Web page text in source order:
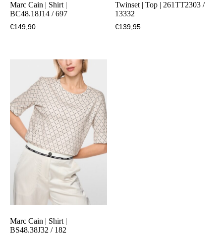
Marc Cain | Shirt |
BC48.18J14 / 697
€149,90
Twinset | Top | 261TT2303 /
13332
€139,95
Marc Cain | Shirt |
BS48.38J32 / 182